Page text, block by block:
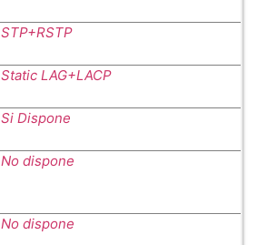
STP+RSTP
Static LAG+LACP
Si Dispone
No dispone
No dispone